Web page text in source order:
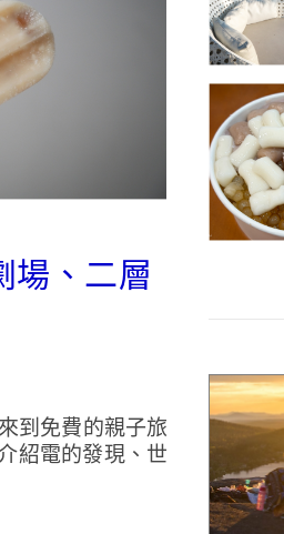
場、二層
到免費的親子旅
紹電的發現、世